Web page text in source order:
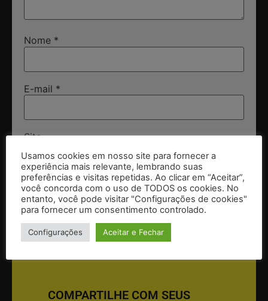
Nome *
E-mail *
Site
COMPARTILHE COM SEUS
Usamos cookies em nosso site para fornecer a
experiência mais relevante, lembrando suas
preferências e visitas repetidas. Ao clicar em “Aceitar”,
você concorda com o uso de TODOS os cookies. No
entanto, você pode visitar "Configurações de cookies"
para fornecer um consentimento controlado.
Configurações Aceitar e Fechar